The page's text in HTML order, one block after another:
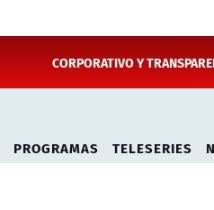
CORPORATIVO Y
PROGRAMAS TELESERIES